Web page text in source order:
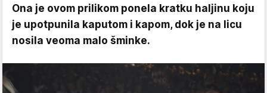
Ona je ovom prilikom ponela kratku haljinu koju
je upotpunila kaputom i kapom, dok je na licu
nosila veoma malo šminke.